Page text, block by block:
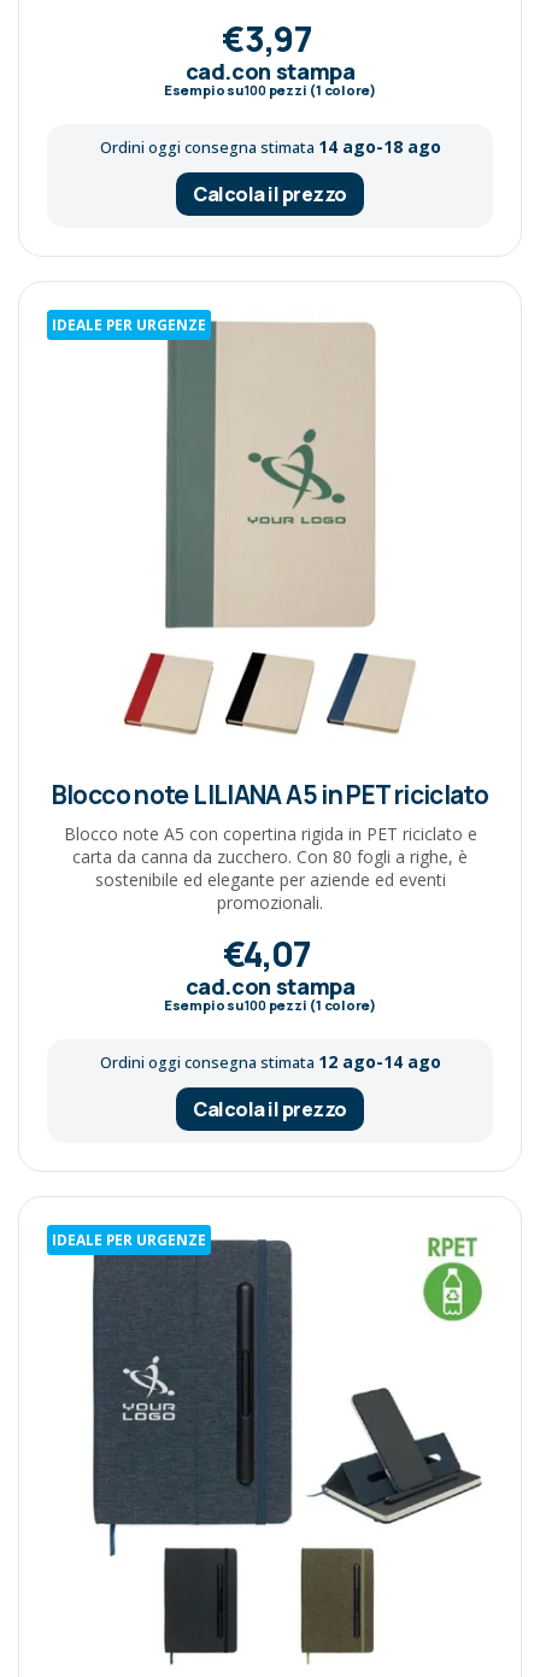
€3,97
cad.con stampa
Esempio su100pezzi (1 colore)
Ordini oggi consegna stimata 14 ago-18 ago
Calcola il prezzo
IDEALE PER URGENZE
Blocco note LILIANA A5 in PET riciclato
Blocco note A5 con copertina rigida in PET riciclato e
carta da canna da zucchero. Con 80 fogli a righe, è
sostenibile ed elegante per aziende ed eventi
promozionali.
€4,07
cad.con stampa
Esempio su100pezzi (1 colore)
Ordini oggi consegna stimata 12 ago-14 ago
Calcola il prezzo
IDEALE PER URGENZE